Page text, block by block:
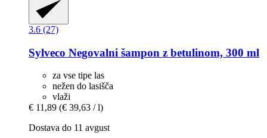
3.6 (27)
Sylveco Negovalni šampon z betulinom, 300 ml
za vse tipe las
nežen do lasišča
vlaži
€ 11,89 (€ 39,63 / l)
Dostava do 11 avgust